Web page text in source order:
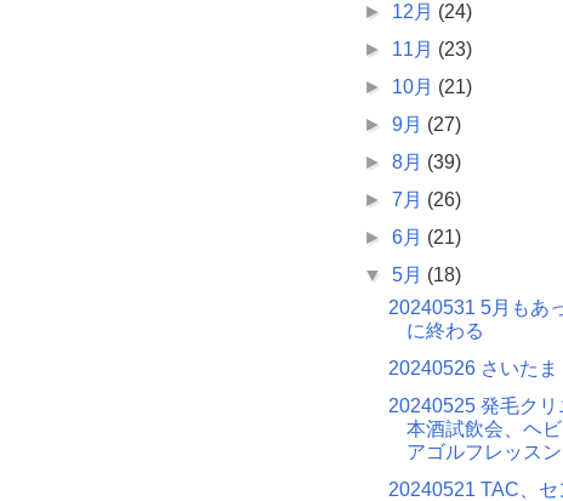
► 12月 (24)
► 11月 (23)
► 10月 (21)
►9月 (27)
►8月 (39)
►7月 (26)
►6月 (21)
▼5月 (18)
20240531 5月もあ
に終わる
20240526 さいたま
20240525 発毛ク
本酒試飲会、ヘ
アゴルフレッスン
20240521 TAC、